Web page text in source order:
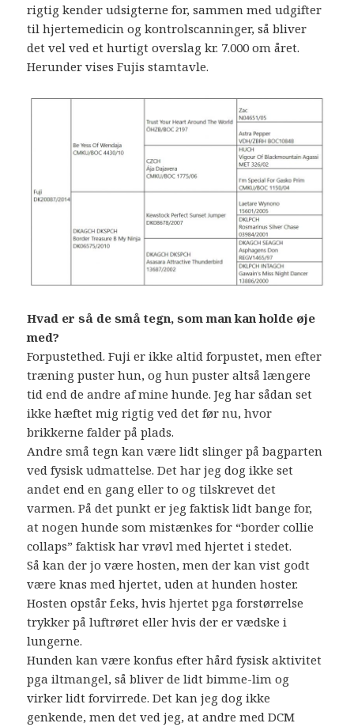
rigtig kender udsigterne for, sammen med udgifter
til hjertemedicin og kontrolscanninger, så bliver
det vel ved et hurtigt overslag kr. 7.000 om året.
Herunder vises Fujis stamtavle.
Hvad er så de små tegn, som man kan holde øje
med?
Forpustethed. Fuji er ikke altid forpustet, men efter
træning puster hun, og hun puster altså længere
tid end de andre af mine hunde. Jeg har sådan set
ikke hæftet mig rigtig ved det før nu, hvor
brikkerne falder på plads.
Andre små tegn kan være lidt slinger på bagparten
ved fysisk udmattelse. Det har jeg dog ikke set
andet end en gang eller to og tilskrevet det
varmen. På det punkt er jeg faktisk lidt bange for,
at nogen hunde som mistænkes for “border collie
collaps” faktisk har vrøvl med hjertet i stedet.
Så kan der jo være hosten, men der kan vist godt
være knas med hjertet, uden at hunden hoster.
Hosten opstår f.eks, hvis hjertet pga forstørrelse
trykker på luftrøret eller hvis der er vædske i
lungerne.
Hunden kan være konfus efter hård fysisk aktivitet
pga iltmangel, så bliver de lidt bimme-lim og
virker lidt forvirrede. Det kan jeg dog ikke
genkende, men det ved jeg, at andre med DCM